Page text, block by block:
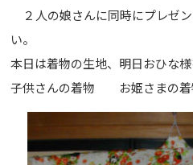
２人の娘さんに同時にプレゼ
い。
本日は着物の生地、明日おひな様
子供さんの着物 お姫さまの着